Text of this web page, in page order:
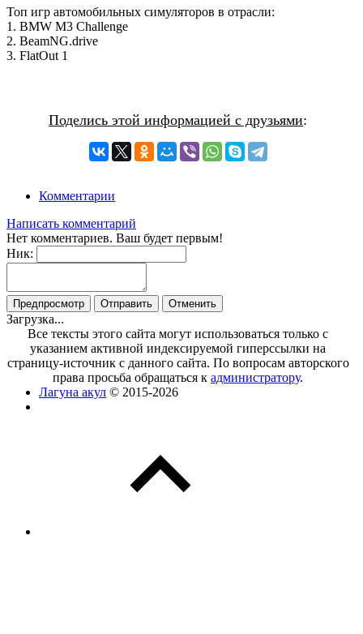
Топ игр автомобильных симуляторов в отрасли:
1. BMW M3 Challenge
2. BeamNG.drive
3. FlatOut 1
Поделись этой информацией с друзьями:
Комментарии
Написать комментарий
Нет комментариев. Ваш будет первым!
Ник:
Загрузка...
Все тексты этого сайта могут использоваться только с
указанием активной индексируемой гиперссылки на
страницу-источник с данного сайта. По вопросам авторского
права просьба обращаться кадминистратору.
Лагуна акул © 2015-2026